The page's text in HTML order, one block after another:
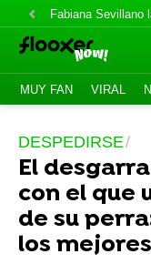
Fabiana Sevillano
MUY FAN VIRAL
DESPEDIRSE
El
con el que
de su
los